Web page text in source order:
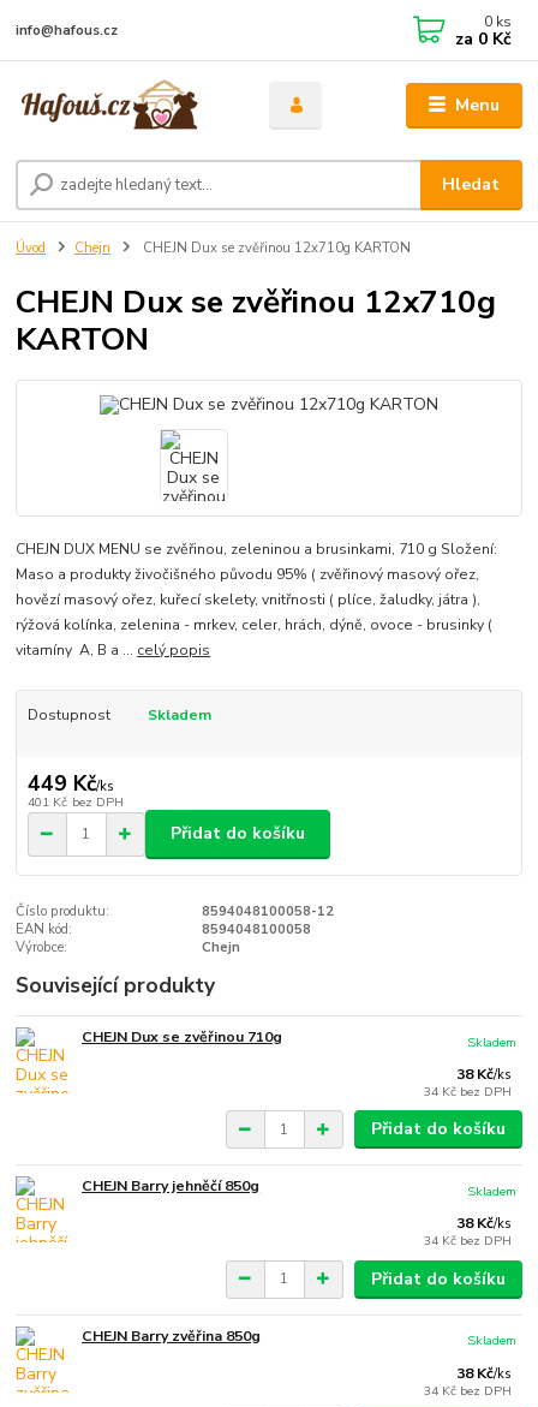
Menu
Hledat
info@hafous.cz 0 ks
za 0 Kč
Úvod Chejn CHEJN Dux se zvěřinou 12x710g KARTON
CHEJN Dux se zvěřinou 12x710g
KARTON
CHEJN DUX MENU se zvěřinou, zeleninou a brusinkami, 710 g Složení:
Maso a produkty živočišného původu 95% ( zvěřinový masový ořez,
hovězí masový ořez, kuřecí skelety, vnitřnosti ( plíce, žaludky, játra ),
rýžová kolínka, zelenina - mrkev, celer, hrách, dýně, ovoce - brusinky (
vitamíny A, B a ... celý popis
Dostupnost Skladem
449 Kč/ks
401 Kč bez DPH
Přidat do košíku
Číslo produktu:
8594048100058-12
EAN kód:
8594048100058
Výrobce:
Chejn
Související produkty
CHEJN Dux se zvěřinou 710g
38 Kč/ks
34 Kč bez DPH
Skladem
Přidat do košíku
CHEJN Barry jehněčí 850g
38 Kč/ks
34 Kč bez DPH
Skladem
Přidat do košíku
CHEJN Barry zvěřina 850g
38 Kč/ks
34 Kč bez DPH
Skladem